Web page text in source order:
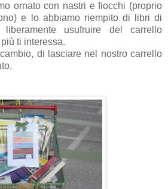
ornato con nastri e fiocchi (proprio
e lo abbiamo riempito di libri di
usufruire del carrello
ti interessa.
di lasciare nel nostro carrello